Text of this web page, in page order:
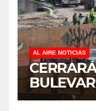
DE
AL AIRE NOTICIAS
PARA